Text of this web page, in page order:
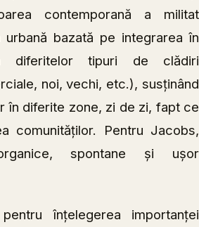
contemporană a militat
urbană bazată pe integrarea în
diferitelor tipuri de clădiri
noi, vechi, etc.), susținând
în diferite zone, zi de zi, fapt ce
comunităților. Pentru Jacobs,
spontane și ușor
înțelegerea importanței